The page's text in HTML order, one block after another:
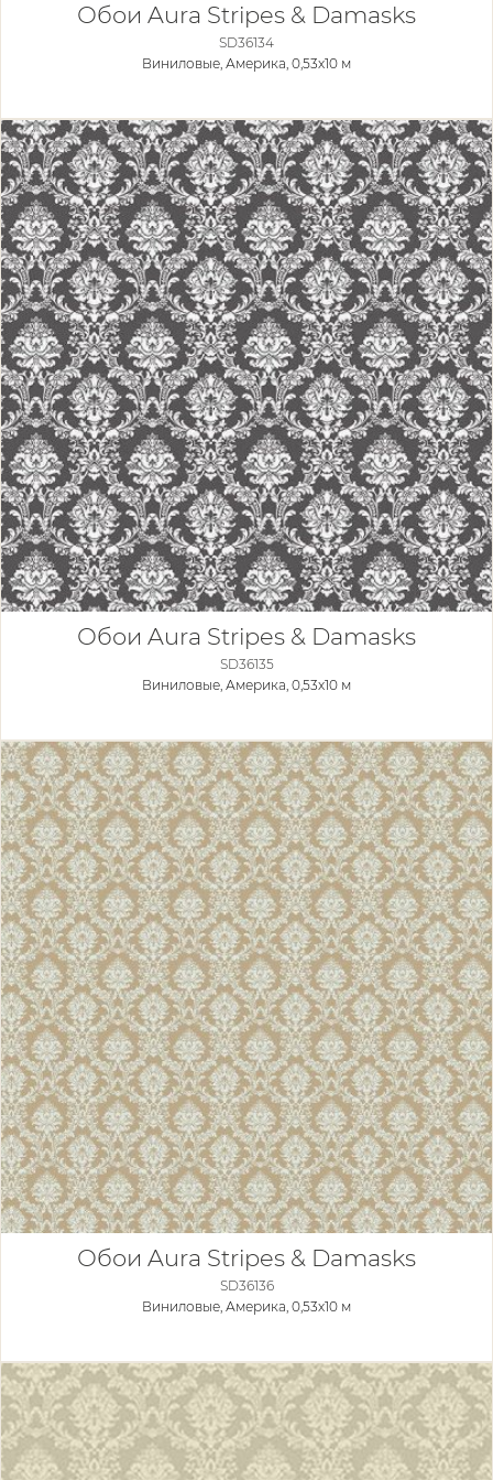
Обои Aura Stripes & Damasks
SD36134
Виниловые, Америка, 0,53x10 м
Обои Aura Stripes & Damasks
SD36135
Виниловые, Америка, 0,53x10 м
Обои Aura Stripes & Damasks
SD36136
Виниловые, Америка, 0,53x10 м